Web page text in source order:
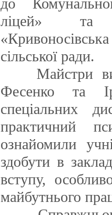
до
ліцей» та
сільської ради.
Майстри
Фесенко та
спеціальних
практичний
ознайомили
здобути в
вступу,
майбутнього